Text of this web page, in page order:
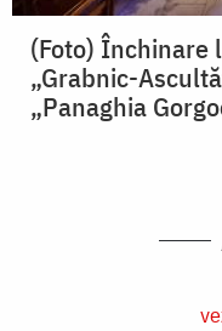
(Foto) Închinare
„Grabnic-
„Panaghia